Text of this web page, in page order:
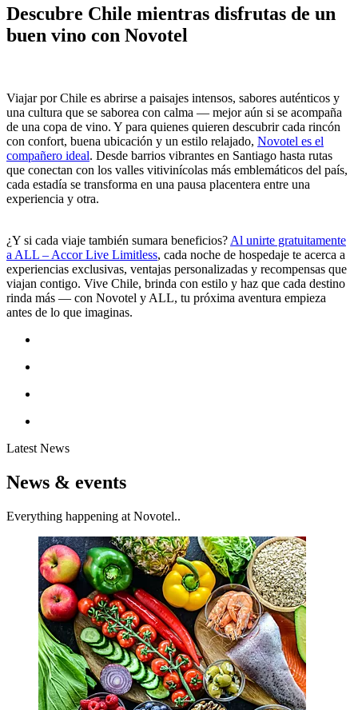
Descubre Chile mientras disfrutas de un
buen vino con Novotel
Viajar por Chile es abrirse a paisajes intensos, sabores auténticos y
una cultura que se saborea con calma — mejor aún si se acompaña
de una copa de vino. Y para quienes quieren descubrir cada rincón
con confort, buena ubicación y un estilo relajado, Novotel es el
compañero ideal. Desde barrios vibrantes en Santiago hasta rutas
que conectan con los valles vitivinícolas más emblemáticos del país,
cada estadía se transforma en una pausa placentera entre una
experiencia y otra.
¿Y si cada viaje también sumara beneficios? Al unirte gratuitamente
a ALL – Accor Live Limitless, cada noche de hospedaje te acerca a
experiencias exclusivas, ventajas personalizadas y recompensas que
viajan contigo. Vive Chile, brinda con estilo y haz que cada destino
rinda más — con Novotel y ALL, tu próxima aventura empieza
antes de lo que imaginas.
Latest News
News & events
Everything happening at Novotel..